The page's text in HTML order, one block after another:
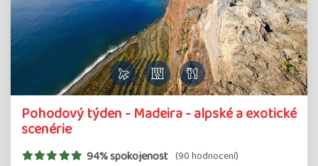
Pohodový týden - Madeira - alpské a exotické
scenérie
94% spokojenost (90 hodnocení)